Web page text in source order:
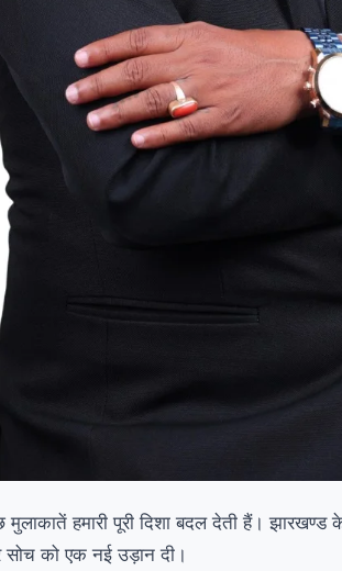
हमारी पूरी दिशा बदल देती हैं। झारखण्ड
को एक नई उड़ान दी।